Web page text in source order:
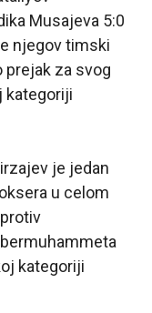
Musajeva 5:0
njegov timski
prejak za svog
kategoriji
je jedan
u celom
kategoriji